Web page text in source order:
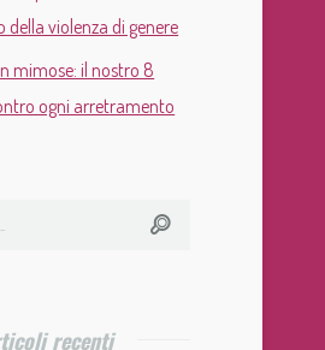
della violenza di genere
mimose: il nostro 8
ogni arretramento
recenti